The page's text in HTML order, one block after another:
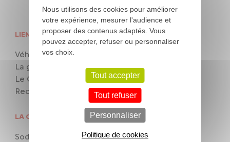
LIENS UTILES
Véhicules d’occasion
La gamme Citroën
Le Groupe
Recrutement
NOS SERVICES
Financement
LA CONCESSION CITROËN BAIN-DE-BRETAGNE
Sodiam SAS
Nous utilisons des cookies pour améliorer
votre expérience, mesurer l'audience et
proposer des contenus adaptés. Vous
pouvez accepter, refuser ou personnaliser
vos choix.
Tout accepter
Tout refuser
Personnaliser
Politique de cookies